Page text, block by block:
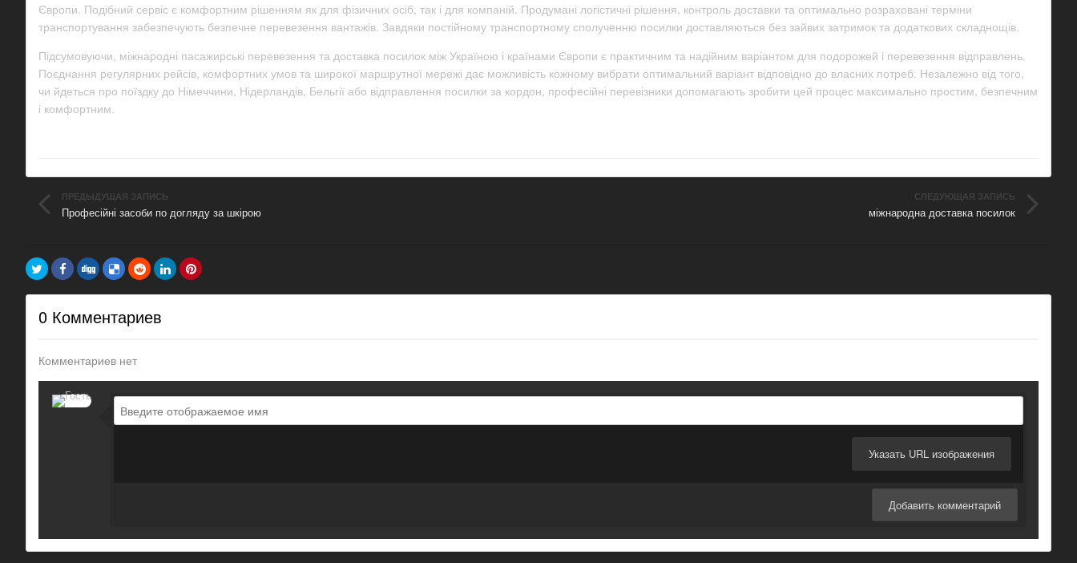
Європи. Подібний сервіс є комфортним рішенням як для фізичних осіб, так і для компаній. Продумані логістичні рішення, контроль доставки та оптимально розраховані терміни
транспортування забезпечують безпечне перевезення вантажів. Завдяки постійному транспортному сполученню посилки доставляються без зайвих затримок та додаткових складнощів.
Підсумовуючи, міжнародні пасажирські перевезення та доставка посилок між Україною і країнами Європи є практичним та надійним варіантом для подорожей і перевезення відправлень.
Поєднання регулярних рейсів, комфортних умов та широкої маршрутної мережі дає можливість кожному вибрати оптимальний варіант відповідно до власних потреб. Незалежно від того,
чи йдеться про поїздку до Німеччини, Нідерландів, Бельгії або відправлення посилки за кордон, професійні перевізники допомагають зробити цей процес максимально простим, безпечним
і комфортним.
ПРЕДЫДУЩАЯ ЗАПИСЬ
Професійні засоби по догляду за шкірою
СЛЕДУЮЩАЯ ЗАПИСЬ
міжнародна доставка посилок
0 Комментариев
Комментариев нет
Указать URL изображения
Добавить комментарий